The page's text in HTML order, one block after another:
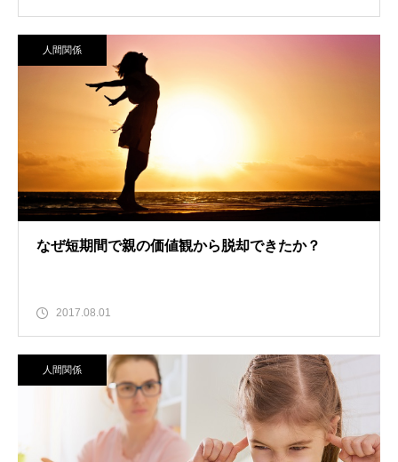
人間関係
なぜ短期間で親の価値観から脱却できたか？
2017.08.01
人間関係